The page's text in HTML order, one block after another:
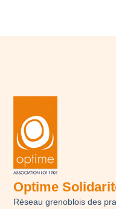
Optime
Réseau grenoblois des